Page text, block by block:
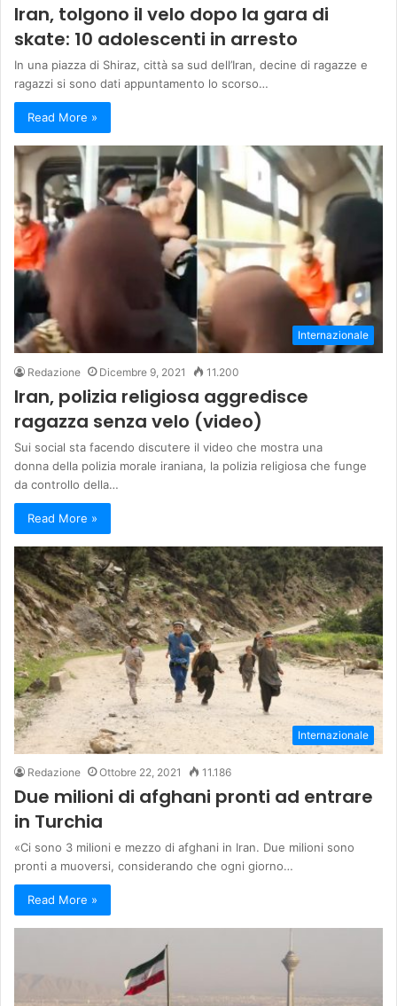
Iran, tolgono il velo dopo la gara di
skate: 10 adolescenti in arresto
In una piazza di Shiraz, città sa sud dell’Iran, decine di ragazze e
ragazzi si sono dati appuntamento lo scorso…
Read More »
Internazionale
Redazione Dicembre 9, 2021 11.200
Iran, polizia religiosa aggredisce
ragazza senza velo (video)
Sui social sta facendo discutere il video che mostra una
donna della polizia morale iraniana, la polizia religiosa che funge
da controllo della…
Read More »
Internazionale
Redazione Ottobre 22, 2021 11.186
Due milioni di afghani pronti ad entrare
in Turchia
«Ci sono 3 milioni e mezzo di afghani in Iran. Due milioni sono
pronti a muoversi, considerando che ogni giorno…
Read More »